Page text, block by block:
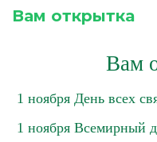
Вам открытка
Вам
1 ноября День всех
1 ноября Всемирный